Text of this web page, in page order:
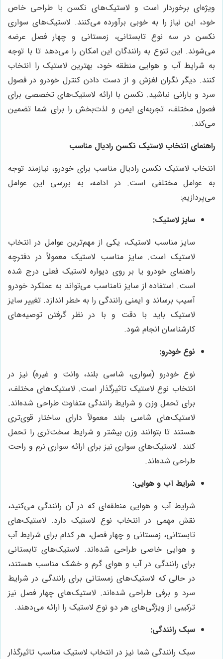
ویژه‌ای برخوردار است و لاستیک‌های نکسن با طراحی خاص
خود، این نیاز را به خوبی برآورده می‌کنند. لاستیک‌های سواری
نکسن در سه نوع تابستانی، زمستانی و چهار فصل عرضه
می‌شوند. این تنوع به رانندگان این امکان را می‌دهد تا با توجه
به شرایط آب و هوایی منطقه خود، بهترین لاستیک را انتخاب
کنند. دیگر نگران لغزش و از دست دادن کنترل خودرو در فصول
سرد و بارانی نباشید. نکسن با ارائه لاستیک‌های تخصصی برای
فصول مختلف، تجربه‌ای ایمن و لذت‌بخش را برای شما تضمین
می‌کند.
راهنمای انتخاب لاستیک نکسن رادیال مناسب
انتخاب لاستیک نکسن رادیال مناسب برای خودرو، نیازمند توجه
به عوامل مختلفی است. در ادامه، به بررسی این عوامل
می‌پردازیم:
سایز لاستیک:
سایز مناسب لاستیک، یکی از مهم‌ترین عوامل در انتخاب
لاستیک است. سایز مناسب لاستیک معمولاً در دفترچه
راهنمای خودرو یا بر روی دیواره لاستیک فعلی درج شده
است. استفاده از سایز نامناسب می‌تواند به عملکرد خودرو
آسیب برساند و ایمنی رانندگی را به خطر اندازد. تغییر سایز
لاستیک باید با دقت و با در نظر گرفتن توصیه‌های
کارشناسان انجام شود.
نوع خودرو:
نوع خودرو (سواری، شاسی بلند، وانت و غیره) نیز در
انتخاب نوع لاستیک تاثیرگذار است. لاستیک‌های مختلف،
برای تحمل وزن و شرایط رانندگی متفاوت طراحی شده‌اند.
لاستیک‌های شاسی بلند معمولاً دارای ساختار قوی‌تری
هستند تا بتوانند وزن بیشتر و شرایط سخت‌تری را تحمل
کنند. لاستیک‌های سواری نیز برای ارائه سواری نرم و راحت
طراحی شده‌اند.
شرایط آب و هوایی:
شرایط آب و هوایی منطقه‌ای که در آن رانندگی می‌کنید،
نقش مهمی در انتخاب نوع لاستیک دارد. لاستیک‌های
تابستانی، زمستانی و چهار فصل، هر کدام برای شرایط آب
و هوایی خاصی طراحی شده‌اند. لاستیک‌های تابستانی
برای رانندگی در آب و هوای گرم و خشک مناسب هستند،
در حالی که لاستیک‌های زمستانی برای رانندگی در شرایط
سرد و برفی طراحی شده‌اند. لاستیک‌های چهار فصل نیز
ترکیبی از ویژگی‌های هر دو نوع لاستیک را ارائه می‌دهند.
سبک رانندگی:
سبک رانندگی شما نیز در انتخاب لاستیک مناسب تاثیرگذار